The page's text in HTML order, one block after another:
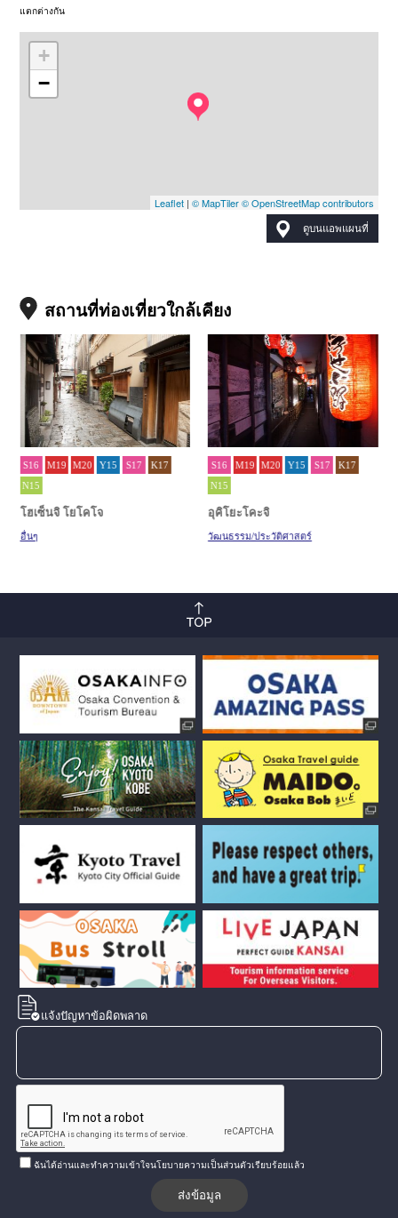
แตกต่างกัน
+
−
Leaflet| © MapTiler © OpenStreetMap contributors
ดูบนแอพแผนที่
สถานที่ท่องเที่ยวใกล้เคียง
S16 M19 M20 Y15 S17
K17
N15
โฮเซ็นจิ โยโคโจ
อื่นๆ
S16 M19 M20 Y15 S17
K17
N15
อุคิโยะโคะจิ
วัฒนธรรม/ประวัติศาสตร์
แจ้งปัญหาข้อผิดพลาด
ฉันได้อ่านและทำความเข้าใจนโยบายความเป็นส่วนตัวเรียบร้อยแล้ว